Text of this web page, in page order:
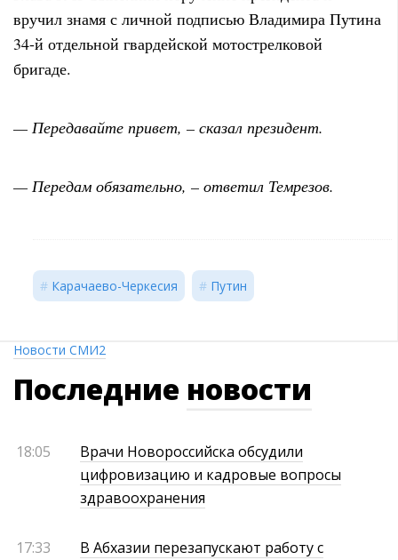
вручил знамя с личной подписью Владимира Путина
34-й отдельной гвардейской мотострелковой
бригаде.
— Передавайте привет, – сказал президент.
— Передам обязательно, – ответил Темрезов.
Карачаево-Черкесия Путин
Новости СМИ2
Последние новости
18:05
Врачи Новороссийска обсудили
цифровизацию и кадровые вопросы
здравоохранения
17:33
В Абхазии перезапускают работу с